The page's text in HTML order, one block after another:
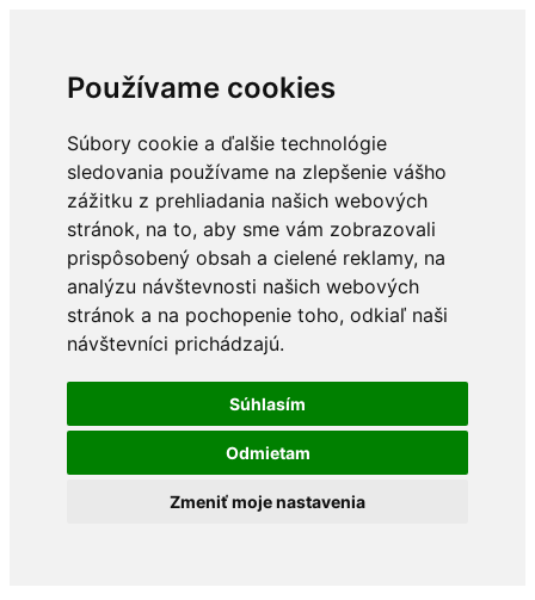
Používame cookies
Súbory cookie a ďalšie technológie
sledovania používame na zlepšenie vášho
zážitku z prehliadania našich webových
stránok, na to, aby sme vám zobrazovali
prispôsobený obsah a cielené reklamy, na
analýzu návštevnosti našich webových
stránok a na pochopenie toho, odkiaľ naši
návštevníci prichádzajú.
Súhlasím
Odmietam
Zmeniť moje nastavenia